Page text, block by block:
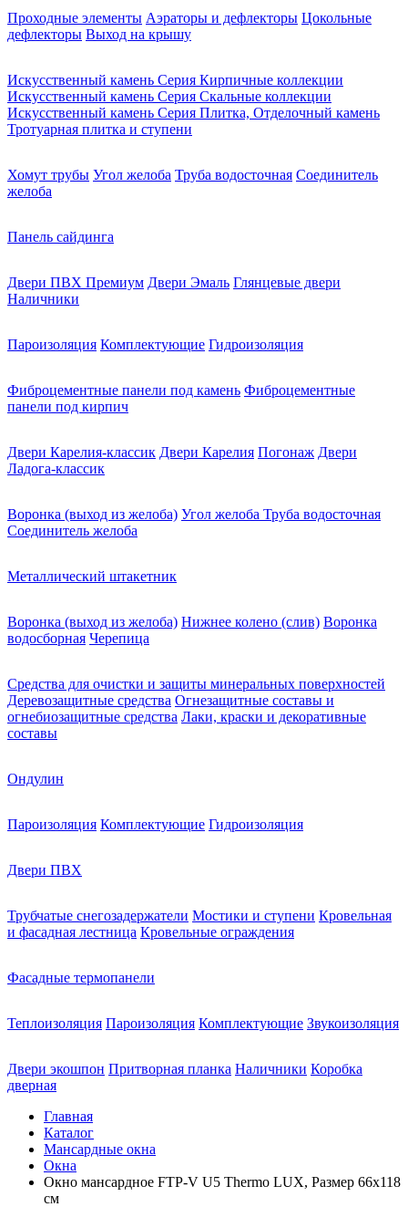
Проходные элементы Аэраторы и дефлекторы Цокольные
дефлекторы Выход на крышу
Искусственный камень Серия Кирпичные коллекции
Искусственный камень Серия Скальные коллекции
Искусственный камень Серия Плитка, Отделочный камень
Тротуарная плитка и ступени
Хомут трубы Угол желоба Труба водосточная Соединитель
желоба
Панель сайдинга
Двери ПВХ Премиум Двери Эмаль Глянцевые двери
Наличники
Пароизоляция Комплектующие Гидроизоляция
Фиброцементные панели под камень Фиброцементные
панели под кирпич
Двери Карелия-классик Двери Карелия Погонаж Двери
Ладога-классик
Воронка (выход из желоба) Угол желоба Труба водосточная
Соединитель желоба
Металлический штакетник
Воронка (выход из желоба) Нижнее колено (слив) Воронка
водосборная Черепица
Средства для очистки и защиты минеральных поверхностей
Деревозащитные средства Огнезащитные составы и
огнебиозащитные средства Лаки, краски и декоративные
составы
Ондулин
Пароизоляция Комплектующие Гидроизоляция
Двери ПВХ
Трубчатые снегозадержатели Мостики и ступени Кровельная
и фасадная лестница Кровельные ограждения
Фасадные термопанели
Теплоизоляция Пароизоляция Комплектующие Звукоизоляция
Двери экошпон Притворная планка Наличники Коробка
дверная
Главная
Каталог
Мансардные окна
Окна
Окно мансардное FTP-V U5 Thermo LUX, Размер 66х118
см